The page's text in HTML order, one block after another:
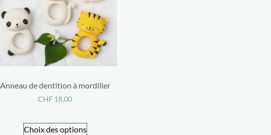
Anneau de dentition à mordiller
CHF 18.00
Choix des options